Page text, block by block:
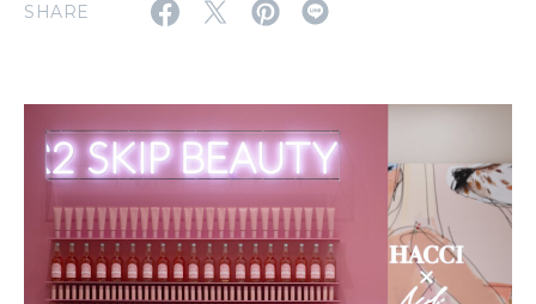
2026年2月号「良運を掴む 新・開運術。」
2026年1月号「猫がいれば、幸せ」
2025年12月号「お酒の新常識。」
SHARE